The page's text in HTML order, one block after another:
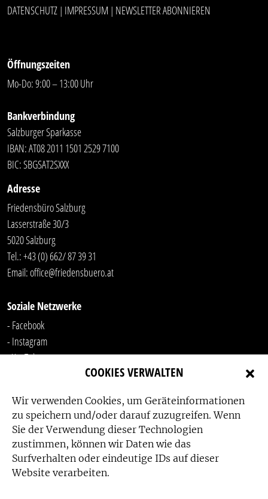
COOKIES VERWALTEN
Wir verwenden Cookies, um Geräteinformationen
zu speichern und/oder darauf zuzugreifen. Wenn
Sie der Verwendung dieser Technologien
zustimmen, können wir Daten wie das
Surfverhalten oder eindeutige IDs auf dieser
Website verarbeiten.
DATENSCHUTZ | IMPRESSUM | NEWSLETTER ABONNIEREN
Öffnungszeiten
Mo-Do: 9:00 – 13:00 Uhr
Bankverbindung
Salzburger Sparkasse
IBAN: AT08 2011 1501 2529 7100
BIC: SBGSAT2SXXX
Adresse
Friedensbüro Salzburg
Lasserstraße 30/3
5020 Salzburg
Tel.:+43 (0) 662/ 87 39 31
Email:office@friedensbuero.at
Soziale Netzwerke
- Facebook
- Instagram
- YouTube
Das Friedensbüro wird gefördert von: